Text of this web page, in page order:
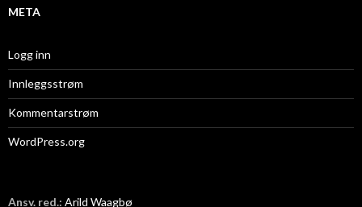
META
Logg inn
Innleggsstrøm
Kommentarstrøm
WordPress.org
Ansv. red.: Arild Waagbø